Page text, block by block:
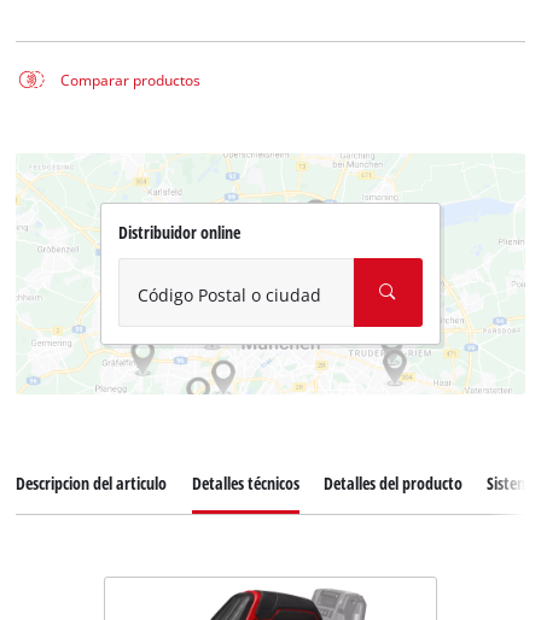
Comparar productos
Distribuidor online
Código Postal o ciudad
Descripcion del articulo Detalles técnicos Detalles del producto